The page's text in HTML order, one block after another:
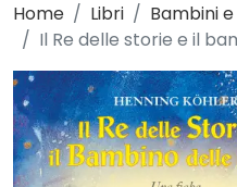
Home Libri
Bambini
Il Re delle storie e il